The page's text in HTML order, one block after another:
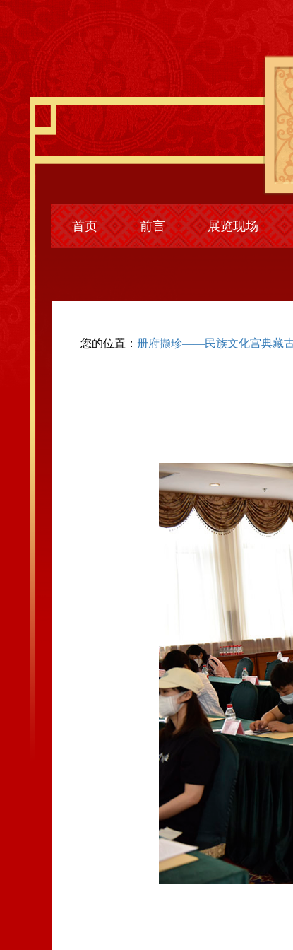
首页 前言 展览现场
您的位置： 册府撷珍——民族文化宫典藏